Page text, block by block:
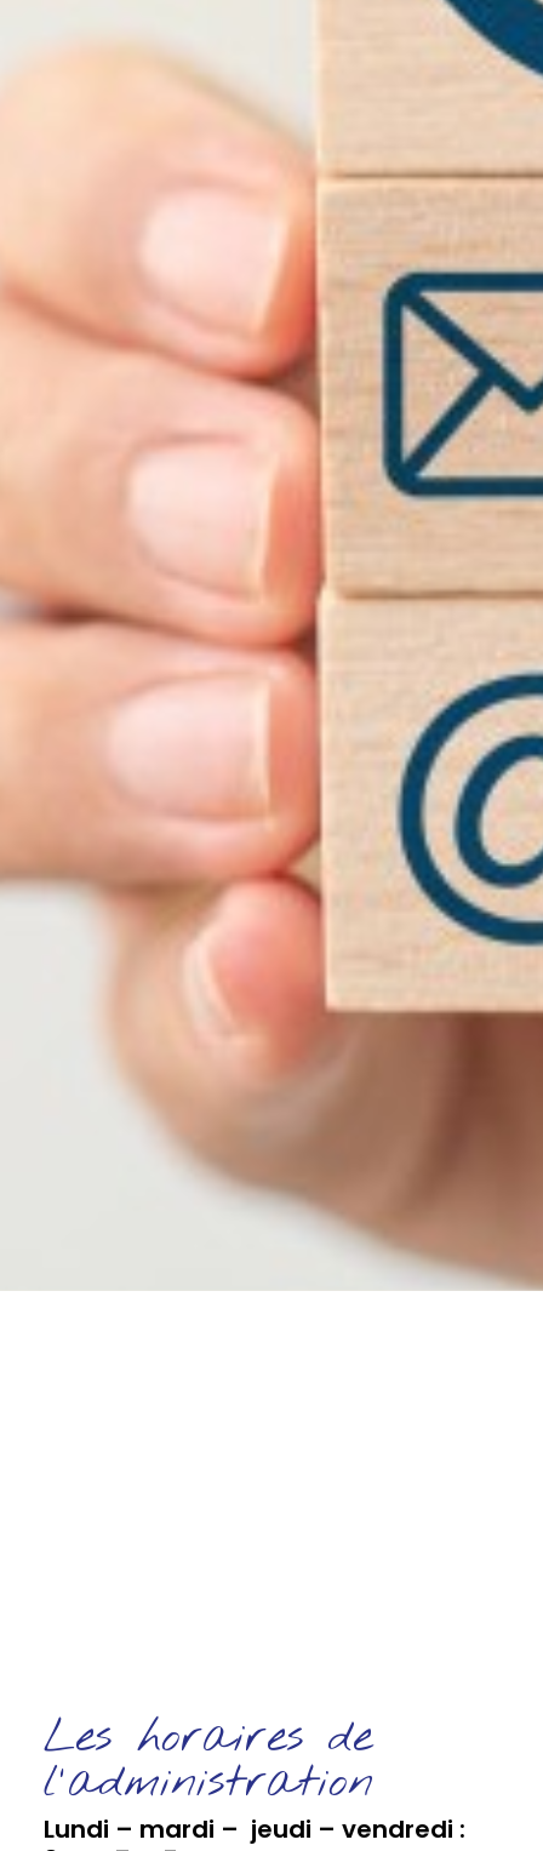
Les horaires de
l'administration
Lundi – mardi – jeudi – vendredi :